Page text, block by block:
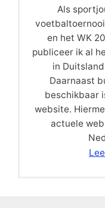
Als
en het WK
publiceer ik al
in
Daarnaast
beschikbaar
website.
actuele